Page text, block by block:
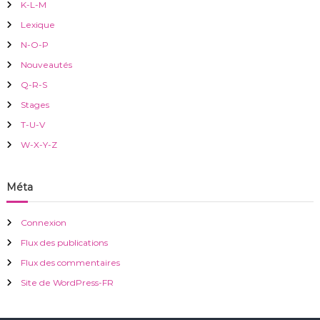
K-L-M
Lexique
N-O-P
Nouveautés
Q-R-S
Stages
T-U-V
W-X-Y-Z
Méta
Connexion
Flux des publications
Flux des commentaires
Site de WordPress-FR